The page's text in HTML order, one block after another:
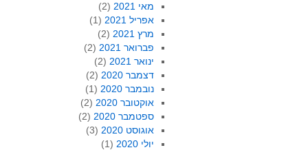
מאי 2021
(2)
אפריל 2021
(1)
מרץ 2021
(2)
פברואר 2021
(2)
ינואר 2021
(2)
דצמבר 2020
(2)
נובמבר 2020
(1)
אוקטובר 2020
(2)
ספטמבר 2020
(2)
אוגוסט 2020
(3)
יולי 2020
(1)